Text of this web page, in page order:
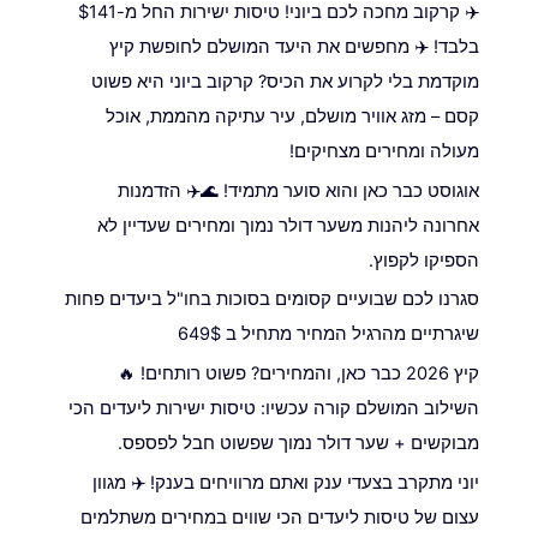
✈️ קרקוב מחכה לכם ביוני! טיסות ישירות החל מ-$141
בלבד! ✈️ מחפשים את היעד המושלם לחופשת קיץ
מוקדמת בלי לקרוע את הכיס? קרקוב ביוני היא פשוט
קסם – מזג אוויר מושלם, עיר עתיקה מהממת, אוכל
מעולה ומחירים מצחיקים!
אוגוסט כבר כאן והוא סוער מתמיד! 🌊✈️ הזדמנות
אחרונה ליהנות משער דולר נמוך ומחירים שעדיין לא
הספיקו לקפוץ.
סגרנו לכם שבועיים קסומים בסוכות בחו"ל ביעדים פחות
שיגרתיים מהרגיל המחיר מתחיל ב 649$
קיץ 2026 כבר כאן, והמחירים? פשוט רותחים! 🔥
השילוב המושלם קורה עכשיו: טיסות ישירות ליעדים הכי
מבוקשים + שער דולר נמוך שפשוט חבל לפספס.
יוני מתקרב בצעדי ענק ואתם מרוויחים בענק! ✈️ מגוון
עצום של טיסות ליעדים הכי שווים במחירים משתלמים